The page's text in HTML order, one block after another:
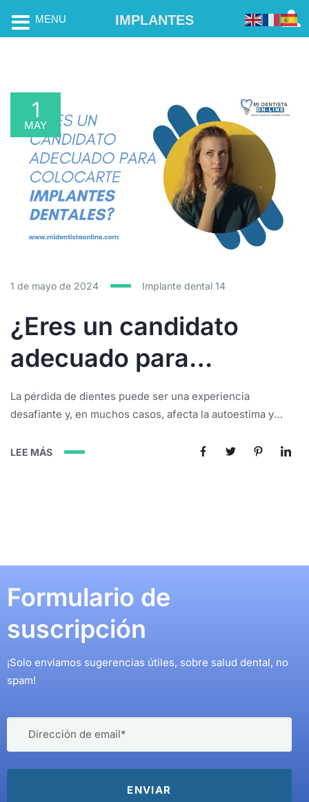
1
MAY
1 de mayo de 2024 Implante dental 14
¿Eres un candidato
adecuado para
colocarte implantes
dentales?
La pérdida de dientes puede ser una experiencia
desafiante y, en muchos casos, afecta la autoestima y
avances en odontología han hecho posible restaurar los
LEE MÁS
Formulario de
suscripción
¡Solo enviamos sugerencias útiles, sobre salud dental, no
spam!
MENU IMPLANTES